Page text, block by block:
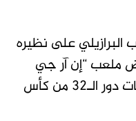
البرازيلي على نظيره
ملعب “إن آر جي
ستاديوم”، الاثنين، ضمن منافسات دور الـ32 من كأس